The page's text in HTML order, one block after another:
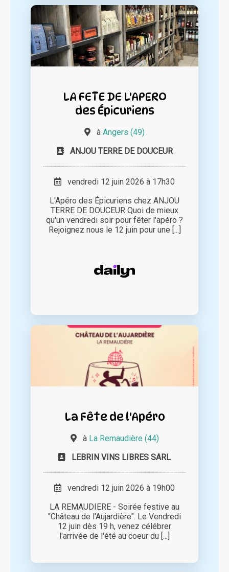
LA FETE DE L'APERO
des Épicuriens
à Angers (49)
ANJOU TERRE DE DOUCEUR
vendredi 12 juin 2026 à 17h30
L'Apéro des Épicuriens chez ANJOU
TERRE DE DOUCEUR Quoi de mieux
qu'un vendredi soir pour fêter l'apéro ?
Rejoignez nous le 12 juin pour une [...]
La Fête de l'Apéro
à La Remaudière (44)
LEBRIN VINS LIBRES SARL
vendredi 12 juin 2026 à 19h00
LA REMAUDIERE - Soirée festive au
"Château de l'Aujardière". Le Vendredi
12 juin dès 19 h, venez célébrer
l'arrivée de l'été au coeur du [...]